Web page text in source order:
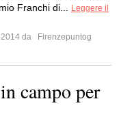
Franchi di...
Leggere il
2014 da
Firenzepuntog
campo per